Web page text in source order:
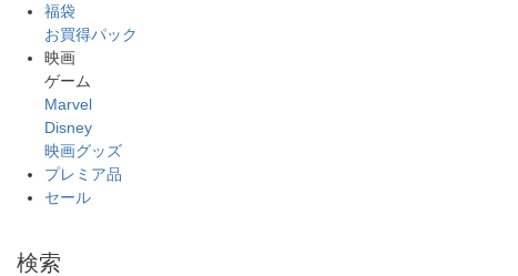
福袋
お買得パック
映画
ゲーム
Marvel
Disney
映画グッズ
プレミア品
セール
検索